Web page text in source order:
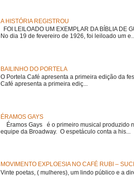
A HISTÓRIA REGISTROU
FOI LEILOADO UM EXEMPLAR DA BÍBLIA DE
No dia 19 de fevereiro de 1926, foi leiloado um
BAILINHO DO PORTELA
O Portela Café apresenta a primeira edição da
Café apresenta a primeira ediç...
ÉRAMOS GAYS
Éramos Gays é o primeiro musical produzido
equipe da Broadway. O espetáculo conta a his...
MOVIMENTO EXPLOESIA NO CAFÉ RUBI –
Vinte poetas, ( mulheres), um lindo público e a